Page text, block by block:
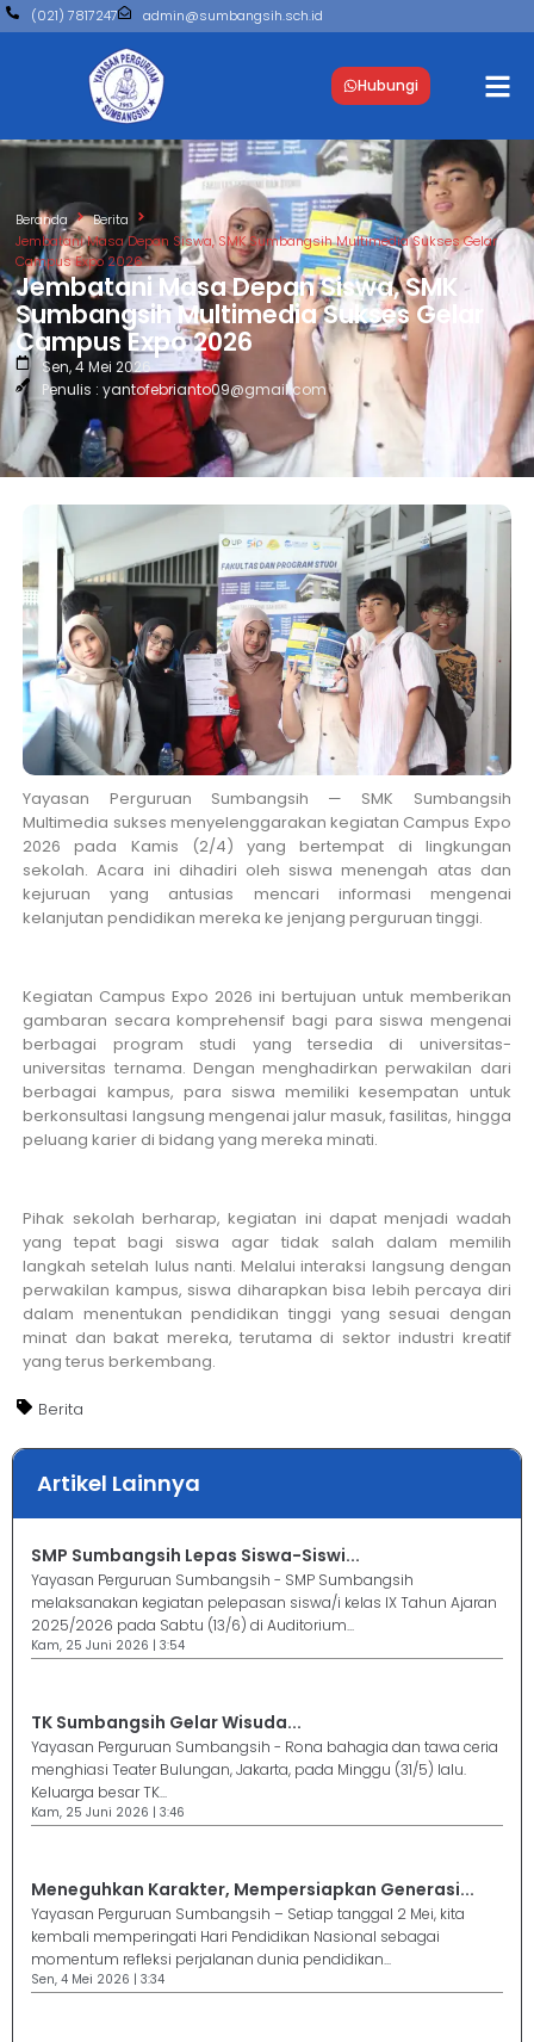
(021) 7817247 admin@sumbangsih.sch.id
Hubungi
Beranda
Berita
Jembatani Masa Depan Siswa, SMK Sumbangsih Multimedia Sukses Gelar
Campus Expo 2026
Jembatani Masa Depan Siswa, SMK
Sumbangsih Multimedia Sukses Gelar
Campus Expo 2026
Sen, 4 Mei 2026
Penulis : yantofebrianto09@gmail.com
Yayasan Perguruan Sumbangsih — SMK Sumbangsih
Multimedia sukses menyelenggarakan kegiatan Campus Expo
2026 pada Kamis (2/4) yang bertempat di lingkungan
sekolah. Acara ini dihadiri oleh siswa menengah atas dan
kejuruan yang antusias mencari informasi mengenai
kelanjutan pendidikan mereka ke jenjang perguruan tinggi.
Kegiatan Campus Expo 2026 ini bertujuan untuk memberikan
gambaran secara komprehensif bagi para siswa mengenai
berbagai program studi yang tersedia di universitas-
universitas ternama. Dengan menghadirkan perwakilan dari
berbagai kampus, para siswa memiliki kesempatan untuk
berkonsultasi langsung mengenai jalur masuk, fasilitas, hingga
peluang karier di bidang yang mereka minati.
Pihak sekolah berharap, kegiatan ini dapat menjadi wadah
yang tepat bagi siswa agar tidak salah dalam memilih
langkah setelah lulus nanti. Melalui interaksi langsung dengan
perwakilan kampus, siswa diharapkan bisa lebih percaya diri
dalam menentukan pendidikan tinggi yang sesuai dengan
minat dan bakat mereka, terutama di sektor industri kreatif
yang terus berkembang.
Berita
Artikel Lainnya
SMP Sumbangsih Lepas Siswa-Siswi...
Yayasan Perguruan Sumbangsih - SMP Sumbangsih
melaksanakan kegiatan pelepasan siswa/i kelas IX Tahun Ajaran
2025/2026 pada Sabtu (13/6) di Auditorium...
Kam, 25 Juni 2026 | 3:54
TK Sumbangsih Gelar Wisuda...
Yayasan Perguruan Sumbangsih - Rona bahagia dan tawa ceria
menghiasi Teater Bulungan, Jakarta, pada Minggu (31/5) lalu.
Keluarga besar TK...
Kam, 25 Juni 2026 | 3:46
Meneguhkan Karakter, Mempersiapkan Generasi...
Yayasan Perguruan Sumbangsih – Setiap tanggal 2 Mei, kita
kembali memperingati Hari Pendidikan Nasional sebagai
momentum refleksi perjalanan dunia pendidikan...
Sen, 4 Mei 2026 | 3:34